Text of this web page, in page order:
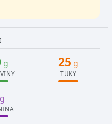
g 25 g
TUKY
g